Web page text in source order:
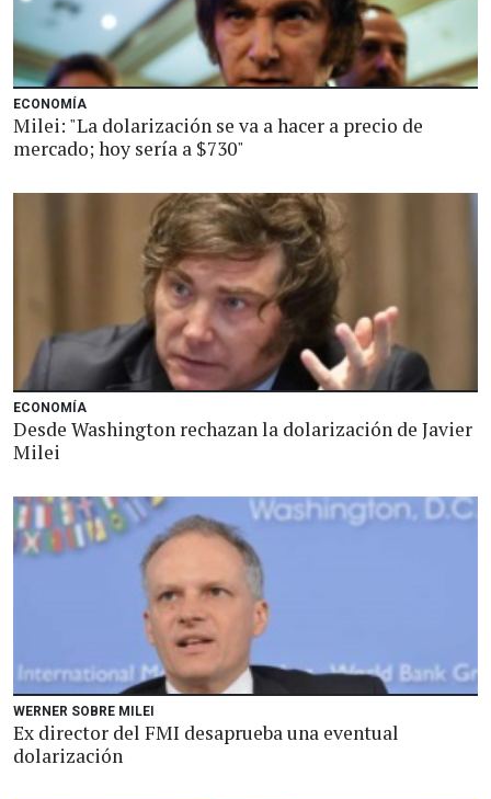
ECONOMÍA
Milei: "La dolarización se va a hacer a precio de
mercado; hoy sería a $730"
ECONOMÍA
Desde Washington rechazan la dolarización de Javier
Milei
WERNER SOBRE MILEI
Ex director del FMI desaprueba una eventual
dolarización